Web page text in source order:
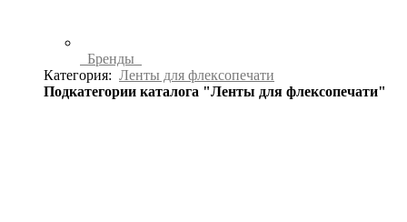
Бренды
Категория: Ленты для флексопечати
Подкатегории каталога "Ленты для флексопечати"